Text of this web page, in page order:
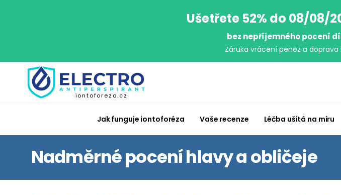
Ušetřete 52% do 08/08/
bez nepříjemného pocení
Záruka vrácení peněz a
iontoforeza.cz
Jak funguje iontoforéza Vaše recenze Léčba ušitá na míru
Nadměrné pocení hlavy a obličeje